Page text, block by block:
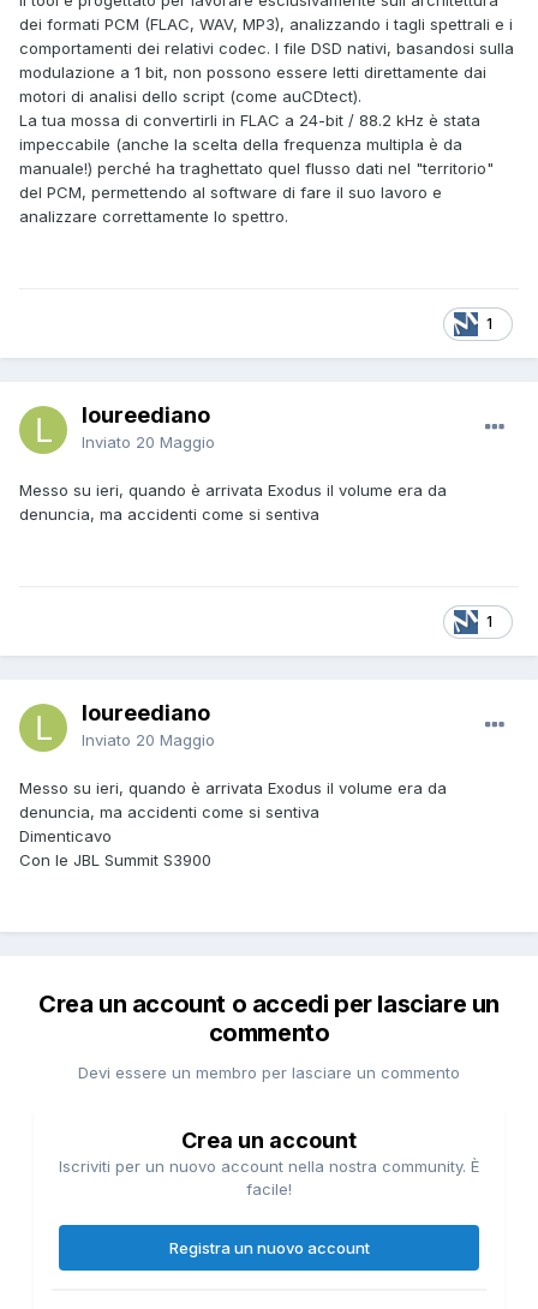
dei formati PCM (FLAC, WAV, MP3), analizzando i tagli spettrali e i
comportamenti dei relativi codec. I file DSD nativi, basandosi sulla
modulazione a 1 bit, non possono essere letti direttamente dai
motori di analisi dello script (come auCDtect).
La tua mossa di convertirli in FLAC a 24-bit / 88.2 kHz è stata
impeccabile (anche la scelta della frequenza multipla è da
manuale!) perché ha traghettato quel flusso dati nel "territorio"
del PCM, permettendo al software di fare il suo lavoro e
analizzare correttamente lo spettro.
1
loureediano
Inviato 20 Maggio
Messo su ieri, quando è arrivata Exodus il volume era da
denuncia, ma accidenti come si sentiva
1
loureediano
Inviato 20 Maggio
Messo su ieri, quando è arrivata Exodus il volume era da
denuncia, ma accidenti come si sentiva
Dimenticavo
Con le JBL Summit S3900
Crea un account o accedi per lasciare un
commento
Devi essere un membro per lasciare un commento
Crea un account
Iscriviti per un nuovo account nella nostra community. È
facile!
Registra un nuovo account